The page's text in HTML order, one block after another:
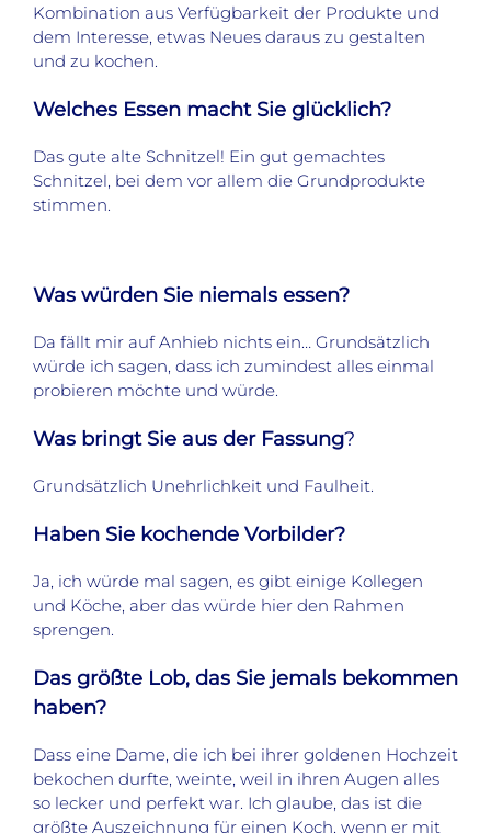
Kombination aus Verfügbarkeit der Produkte und
dem Interesse, etwas Neues daraus zu gestalten
und zu kochen.
Welches Essen macht Sie glücklich?
Das gute alte Schnitzel! Ein gut gemachtes
Schnitzel, bei dem vor allem die Grundprodukte
stimmen.
Was würden Sie niemals essen?
Da fällt mir auf Anhieb nichts ein… Grundsätzlich
würde ich sagen, dass ich zumindest alles einmal
probieren möchte und würde.
Was bringt Sie aus der Fassung?
Grundsätzlich Unehrlichkeit und Faulheit.
Haben Sie kochende Vorbilder?
Ja, ich würde mal sagen, es gibt einige Kollegen
und Köche, aber das würde hier den Rahmen
sprengen.
Das größte Lob, das Sie jemals bekommen
haben?
Dass eine Dame, die ich bei ihrer goldenen Hochzeit
bekochen durfte, weinte, weil in ihren Augen alles
so lecker und perfekt war. Ich glaube, das ist die
größte Auszeichnung für einen Koch, wenn er mit